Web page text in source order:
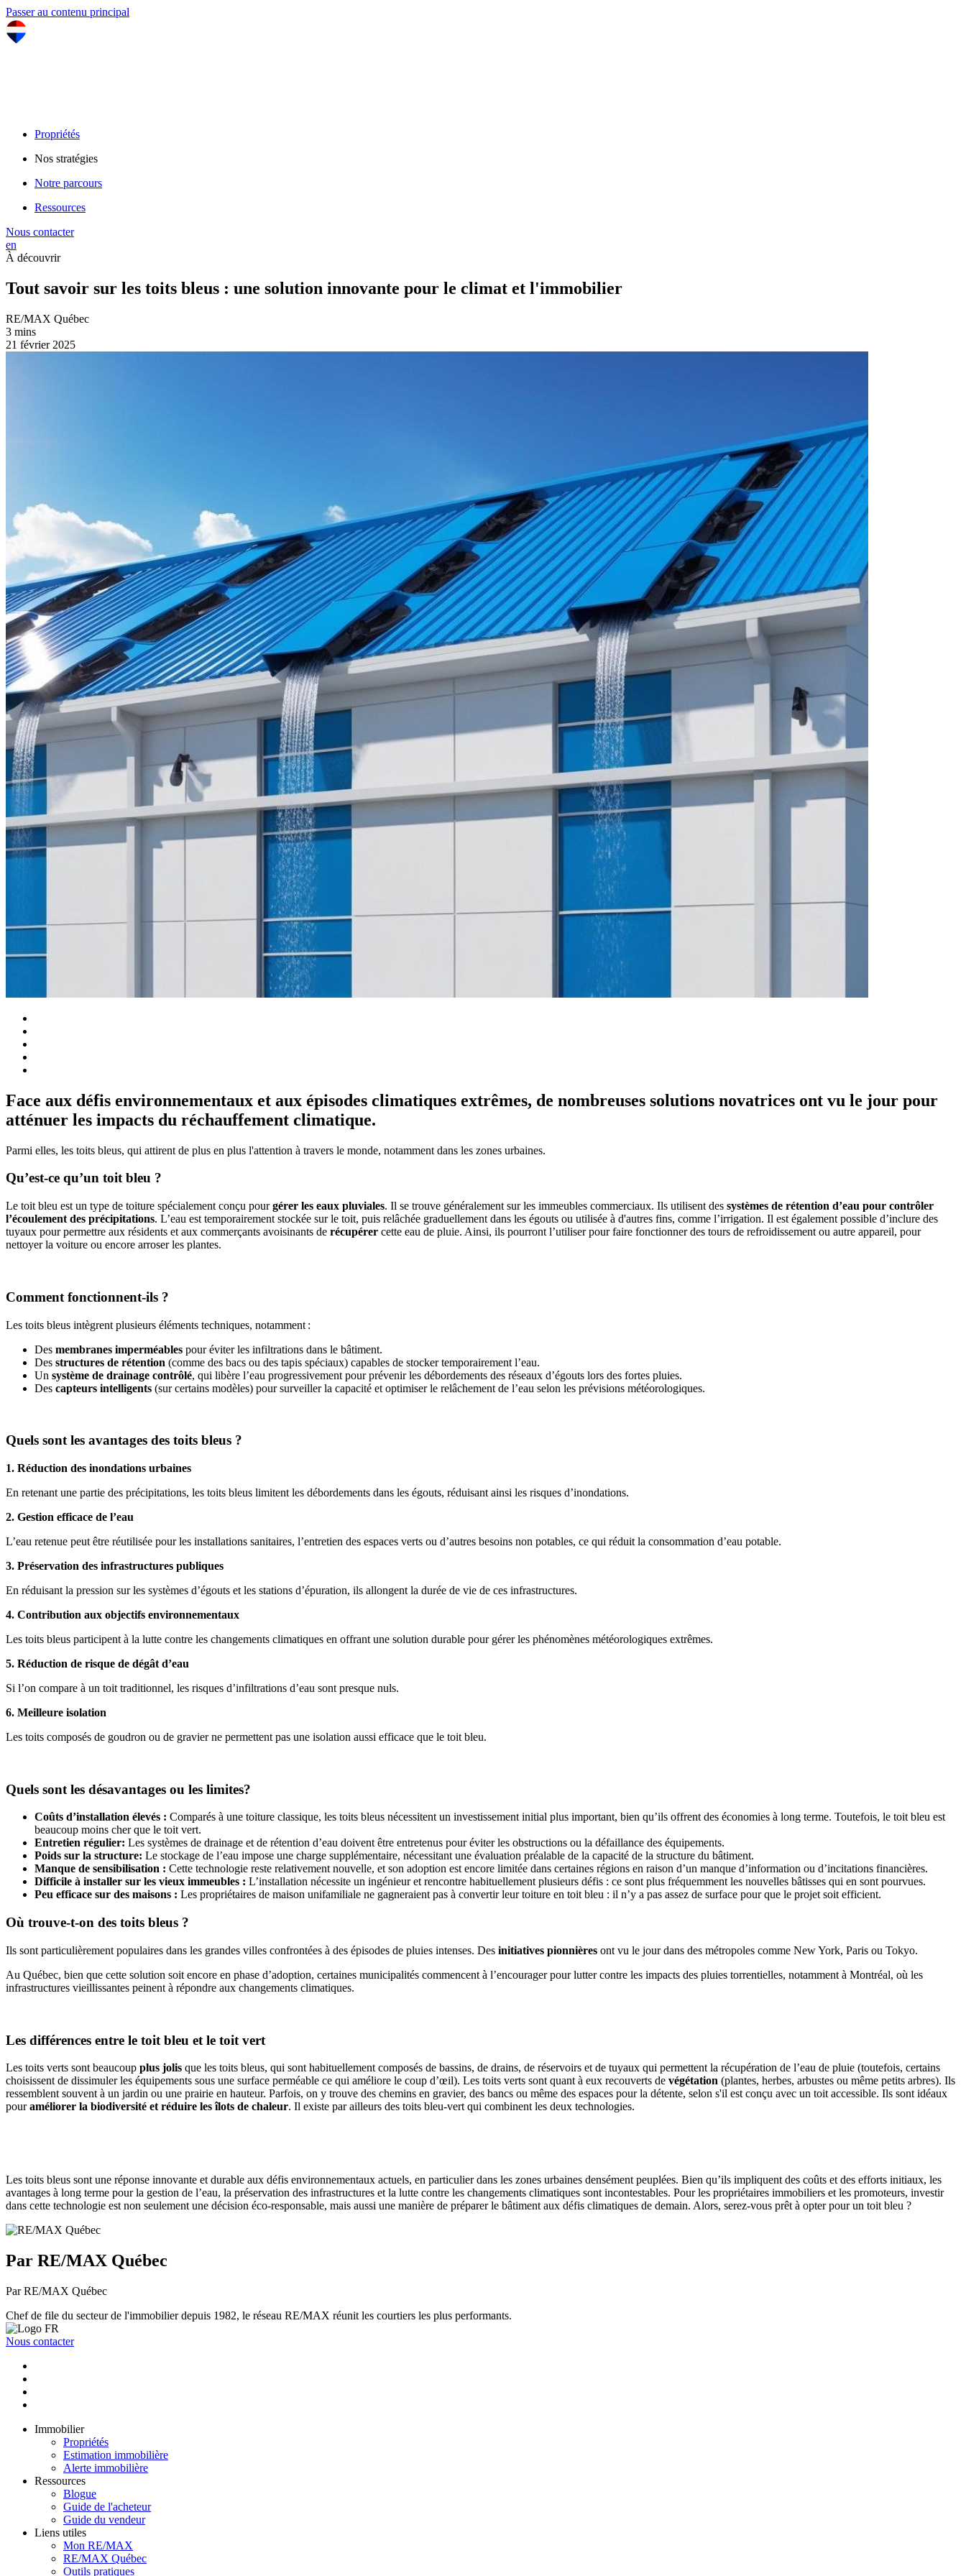
Passer au contenu principal
Propriétés
Nos stratégies
Notre parcours
Ressources
Nous contacter
en
À découvrir
Tout savoir sur les toits bleus : une solution innovante pour le climat et l'immobilier
RE/MAX Québec
3 mins
21 février 2025
Face aux défis environnementaux et aux épisodes climatiques extrêmes, de nombreuses solutions novatrices ont vu le jour pour
atténuer les impacts du réchauffement climatique.
Parmi elles, les toits bleus, qui attirent de plus en plus l'attention à travers le monde, notamment dans les zones urbaines.
Qu’est-ce qu’un toit bleu ?
Le toit bleu est un type de toiture spécialement conçu pourgérer les eaux pluviales. Il se trouve généralement sur les immeubles commerciaux. Ils utilisent des systèmes de rétention d’eau pour contrôler
l’écoulement des précipitations. L’eau est temporairement stockée sur le toit, puis relâchée graduellement dans les égouts ou utilisée à d'autres fins, comme l’irrigation. Il est également possible d’inclure des
tuyaux pour permettre aux résidents et aux commerçants avoisinants de récupérer cette eau de pluie. Ainsi, ils pourront l’utiliser pour faire fonctionner des tours de refroidissement ou autre appareil, pour
nettoyer la voiture ou encore arroser les plantes.
Comment fonctionnent-ils ?
Les toits bleus intègrent plusieurs éléments techniques, notamment :
Des membranes imperméables pour éviter les infiltrations dans le bâtiment.
Des structures de rétention (comme des bacs ou des tapis spéciaux) capables de stocker temporairement l’eau.
Un système de drainage contrôlé, qui libère l’eau progressivement pour prévenir les débordements des réseaux d’égouts lors des fortes pluies.
Des capteurs intelligents (sur certains modèles) pour surveiller la capacité et optimiser le relâchement de l’eau selon les prévisions météorologiques.
Quels sont les avantages des toits bleus ?
1. Réduction des inondations urbaines
En retenant une partie des précipitations, les toits bleus limitent les débordements dans les égouts, réduisant ainsi les risques d’inondations.
2. Gestion efficace de l’eau
L’eau retenue peut être réutilisée pour les installations sanitaires, l’entretien des espaces verts ou d’autres besoins non potables, ce qui réduit la consommation d’eau potable.
3. Préservation des infrastructures publiques
En réduisant la pression sur les systèmes d’égouts et les stations d’épuration, ils allongent la durée de vie de ces infrastructures.
4. Contribution aux objectifs environnementaux
Les toits bleus participent à la lutte contre les changements climatiques en offrant une solution durable pour gérer les phénomènes météorologiques extrêmes.
5. Réduction de risque de dégât d’eau
Si l’on compare à un toit traditionnel, les risques d’infiltrations d’eau sont presque nuls.
6. Meilleure isolation
Les toits composés de goudron ou de gravier ne permettent pas une isolation aussi efficace que le toit bleu.
Quels sont les désavantages ou les limites?
Coûts d’installation élevés : Comparés à une toiture classique, les toits bleus nécessitent un investissement initial plus important, bien qu’ils offrent des économies à long terme. Toutefois, le toit bleu est
beaucoup moins cher que le toit vert.
Entretien régulier: Les systèmes de drainage et de rétention d’eau doivent être entretenus pour éviter les obstructions ou la défaillance des équipements.
Poids sur la structure: Le stockage de l’eau impose une charge supplémentaire, nécessitant une évaluation préalable de la capacité de la structure du bâtiment.
Manque de sensibilisation : Cette technologie reste relativement nouvelle, et son adoption est encore limitée dans certaines régions en raison d’un manque d’information ou d’incitations financières.
Difficile à installer sur les vieux immeubles : L’installation nécessite un ingénieur et rencontre habituellement plusieurs défis : ce sont plus fréquemment les nouvelles bâtisses qui en sont pourvues.
Peu efficace sur des maisons : Les propriétaires de maison unifamiliale ne gagneraient pas à convertir leur toiture en toit bleu : il n’y a pas assez de surface pour que le projet soit efficient.
Où trouve-t-on des toits bleus ?
Ils sont particulièrement populaires dans les grandes villes confrontées à des épisodes de pluies intenses. Des initiatives pionnières ont vu le jour dans des métropoles comme New York, Paris ou Tokyo.
Au Québec, bien que cette solution soit encore en phase d’adoption, certaines municipalités commencent à l’encourager pour lutter contre les impacts des pluies torrentielles, notamment à Montréal, où les
infrastructures vieillissantes peinent à répondre aux changements climatiques.
Les différences entre le toit bleu et le toit vert
Les toits verts sont beaucoup plus jolis que les toits bleus, qui sont habituellement composés de bassins, de drains, de réservoirs et de tuyaux qui permettent la récupération de l’eau de pluie (toutefois, certains
choisissent de dissimuler les équipements sous une surface perméable ce qui améliore le coup d’œil). Les toits verts sont quant à eux recouverts de végétation (plantes, herbes, arbustes ou même petits arbres). Ils
ressemblent souvent à un jardin ou une prairie en hauteur. Parfois, on y trouve des chemins en gravier, des bancs ou même des espaces pour la détente, selon s'il est conçu avec un toit accessible. Ils sont idéaux
pouraméliorer la biodiversité et réduire les îlots de chaleur. Il existe par ailleurs des toits bleu-vert qui combinent les deux technologies.
Les toits bleus sont une réponse innovante et durable aux défis environnementaux actuels, en particulier dans les zones urbaines densément peuplées. Bien qu’ils impliquent des coûts et des efforts initiaux, les
avantages à long terme pour la gestion de l’eau, la préservation des infrastructures et la lutte contre les changements climatiques sont incontestables. Pour les propriétaires immobiliers et les promoteurs, investir
dans cette technologie est non seulement une décision éco-responsable, mais aussi une manière de préparer le bâtiment aux défis climatiques de demain. Alors, serez-vous prêt à opter pour un toit bleu ?
Par RE/MAX Québec
Par RE/MAX Québec
Chef de file du secteur de l'immobilier depuis 1982, le réseau RE/MAX réunit les courtiers les plus performants.
Nous contacter
Immobilier
Propriétés
Estimation immobilière
Alerte immobilière
Ressources
Blogue
Guide de l'acheteur
Guide du vendeur
Liens utiles
Mon RE/MAX
RE/MAX Québec
Outils pratiques